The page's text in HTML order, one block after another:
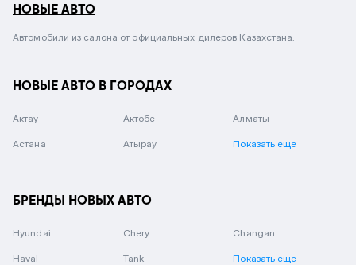
НОВЫЕ АВТО
Автомобили из салона от официальных дилеров Казахстана.
НОВЫЕ АВТО В ГОРОДАХ
Актау Актобе Алматы
Астана Атырау Показать еще
БРЕНДЫ НОВЫХ АВТО
Hyundai Chery Changan
Haval Tank Показать еще